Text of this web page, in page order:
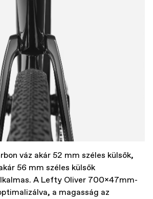
váz akár 52 mm széles külsők,
56 mm széles külsők
A Lefty Oliver 700x47mm-
a magasság az